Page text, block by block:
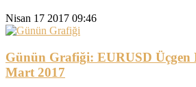
Nisan 17 2017 09:46
Günün Grafiği: EURUSD Üçgen
Mart 2017